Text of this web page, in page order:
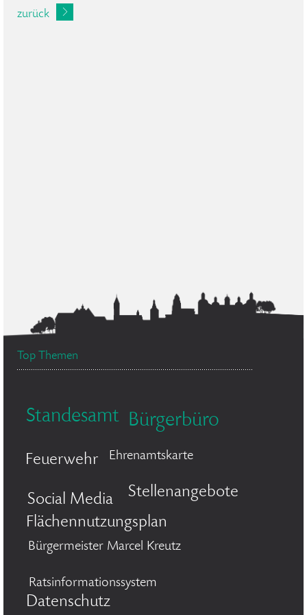
zurück
Top Themen
Standesamt Bürgerbüro
Feuerwehr Ehrenamtskarte
Social Media
Stellenangebote
Flächennutzungsplan
Bürgermeister Marcel Kreutz
Ratsinformationssystem
Datenschutz